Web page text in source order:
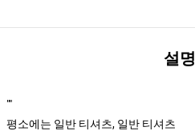
설명
""
평소에는 일반 티셔츠, 일반 티셔츠